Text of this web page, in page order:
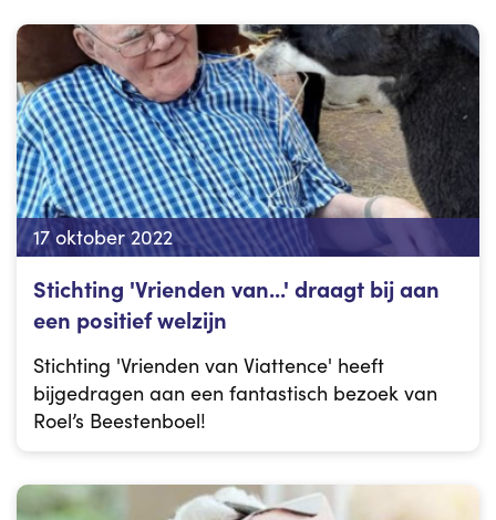
17 oktober 2022
Stichting 'Vrienden van...' draagt bij aan
een positief welzijn
Stichting 'Vrienden van Viattence' heeft
bijgedragen aan een fantastisch bezoek van
Roel’s Beestenboel!